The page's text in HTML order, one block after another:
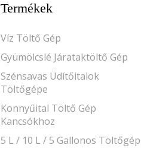
Termékek
Víz Töltő Gép
Gyümölcslé Járataktöltő Gép
Szénsavas Üdítőitalok
Töltőgépe
Konnyűital Töltő Gép
Kancsókhoz
5 L / 10 L / 5 Gallonos Töltőgép